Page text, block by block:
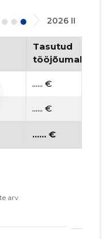
2026 II
Tasutud
tööjõumaksud
...... €
...... €
...... €